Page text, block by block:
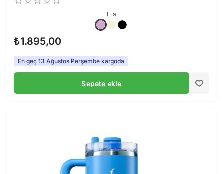
Aşağıda Big Cup Pipetli koleksiyonundaki tüm modelleri
Lila
₺1.895,00
En geç 13 Ağustos Perşembe kargoda
Sepete ekle